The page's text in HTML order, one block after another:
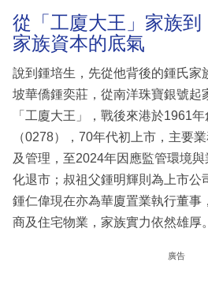
從「工廈大王」家族到
家族資本的底氣
說到鍾培生，先從他背後的鍾氏家
坡華僑鍾奕莊，從南洋珠寶銀號起
「工廈大王」，戰後來港於1961
（0278），70年代初上市，主要
及管理，至2024年因應監管環境
化退市；叔祖父鍾明輝則為上市公
鍾仁偉現在亦為華廈置業執行董事
商及住宅物業，家族實力依然雄厚。
廣告